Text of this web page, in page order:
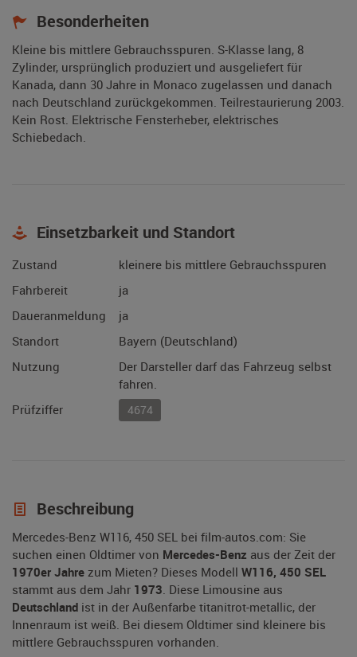
Besonderheiten
Kleine bis mittlere Gebrauchsspuren. S-Klasse lang, 8
Zylinder, ursprünglich produziert und ausgeliefert für
Kanada, dann 30 Jahre in Monaco zugelassen und danach
nach Deutschland zurückgekommen. Teilrestaurierung 2003.
Kein Rost. Elektrische Fensterheber, elektrisches
Schiebedach.
Einsetzbarkeit und Standort
Zustand
kleinere bis mittlere Gebrauchsspuren
Fahrbereit
ja
Daueranmeldung
ja
Standort
Bayern (Deutschland)
Nutzung
Der Darsteller darf das Fahrzeug selbst
fahren.
Prüfziffer
4674
Beschreibung
Mercedes-Benz W116, 450 SEL bei film-autos.com: Sie
suchen einen Oldtimer von Mercedes-Benz aus der Zeit der
1970er Jahre zum Mieten? Dieses Modell W116, 450 SEL
stammt aus dem Jahr 1973. Diese Limousine aus
Deutschland ist in der Außenfarbe titanitrot-metallic, der
Innenraum ist weiß. Bei diesem Oldtimer sind kleinere bis
mittlere Gebrauchsspuren vorhanden.